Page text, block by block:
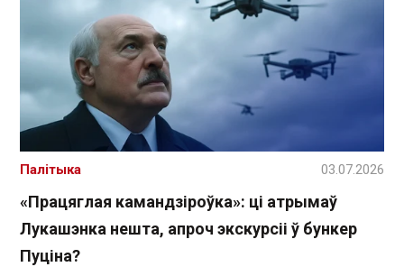
«Працяглая камандзіроўка»: ці атрымаў
Лукашэнка нешта, апроч экскурсіі ў бункер
Пуціна?
Палітыка 03.07.2026